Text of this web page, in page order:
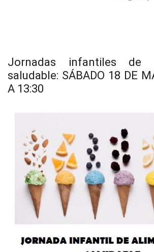
Jornadas infantiles de
saludable: SÁBADO 18 DE
A 13:30